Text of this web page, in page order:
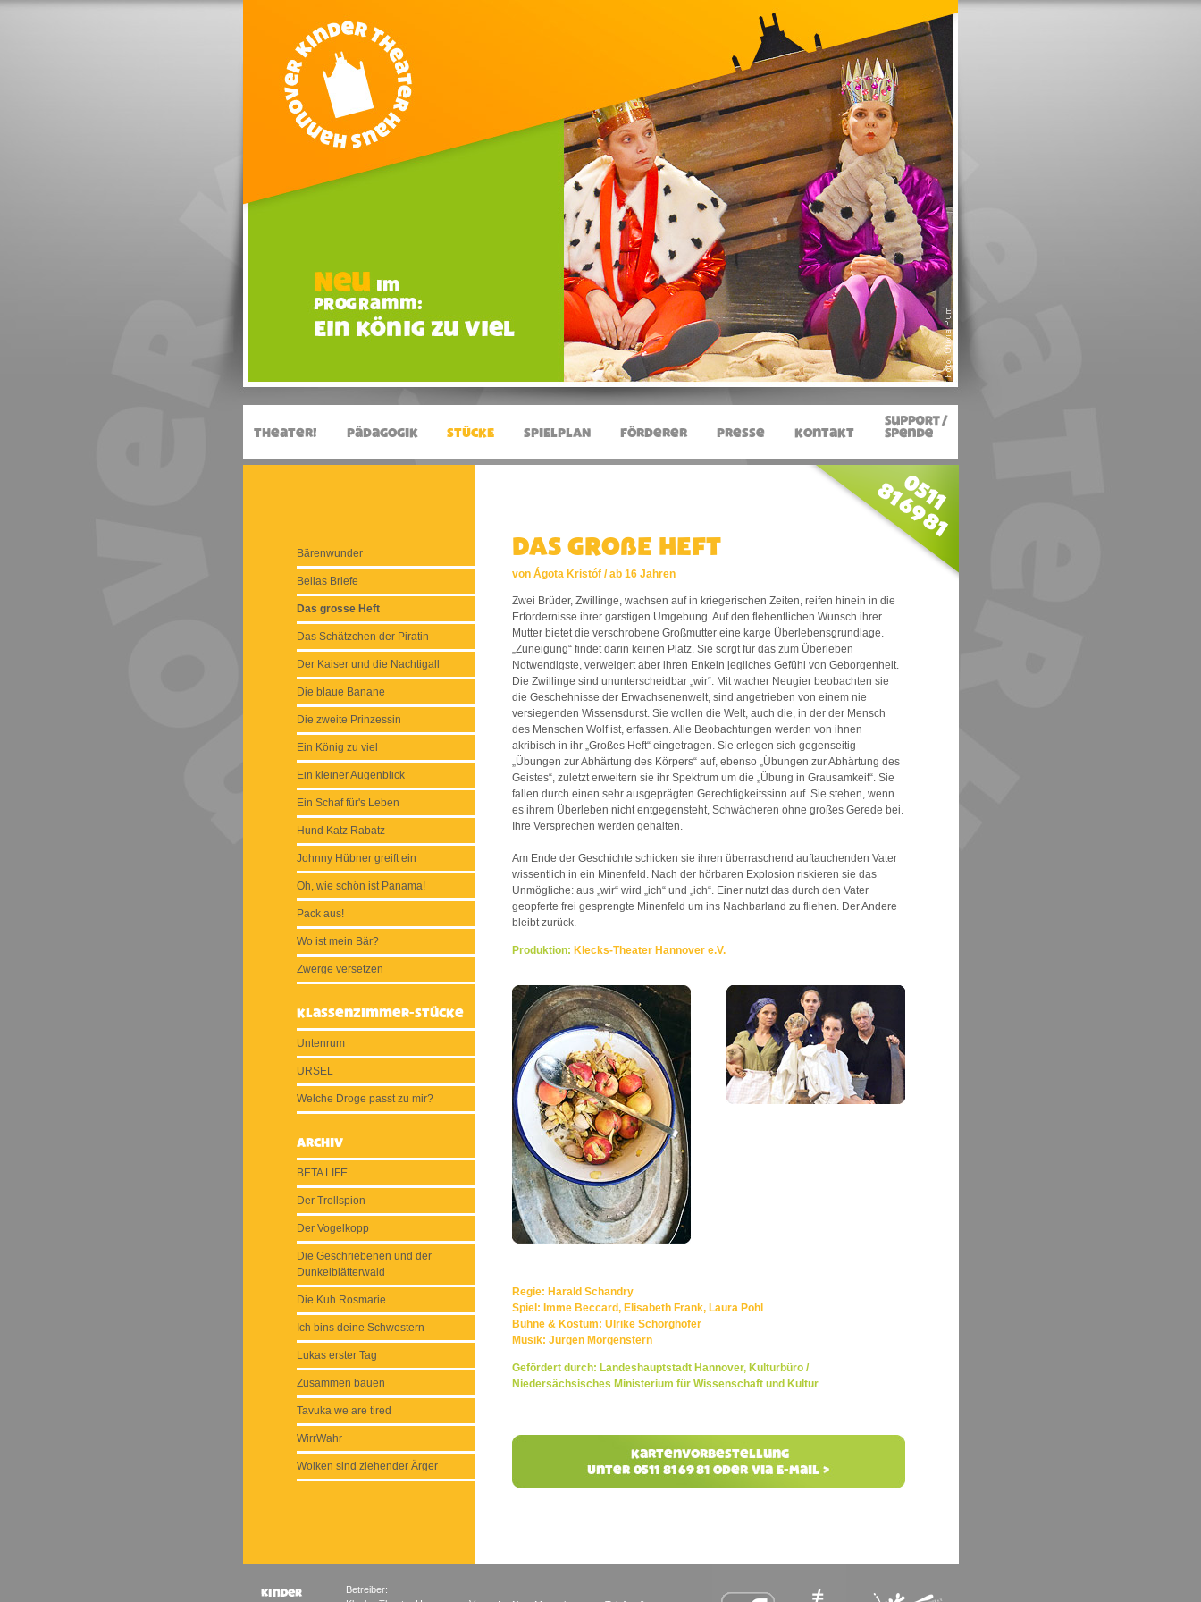
Bärenwunder
Bellas Briefe
Das grosse Heft
Das Schätzchen der Piratin
Der Kaiser und die Nachtigall
Die blaue Banane
Die zweite Prinzessin
Ein König zu viel
Ein kleiner Augenblick
Ein Schaf für's Leben
Hund Katz Rabatz
Johnny Hübner greift ein
Oh, wie schön ist Panama!
Pack aus!
Wo ist mein Bär?
Zwerge versetzen
Klassenzimmer-Stücke
Untenrum
URSEL
Welche Droge passt zu mir?
Archiv
BETA LIFE
Der Trollspion
Der Vogelkopp
Die Geschriebenen und der
Dunkelblätterwald
Die Kuh Rosmarie
Ich bins deine Schwestern
Lukas erster Tag
Zusammen bauen
Tavuka we are tired
WirrWahr
Wolken sind ziehender Ärger
DAS GROßE HEFT
von Ágota Kristóf / ab 16 Jahren
Zwei Brüder, Zwillinge, wachsen auf in kriegerischen Zeiten, reifen hinein in die
Erfordernisse ihrer garstigen Umgebung. Auf den flehentlichen Wunsch ihrer
Mutter bietet die verschrobene Großmutter eine karge Überlebensgrundlage.
„Zuneigung“ findet darin keinen Platz. Sie sorgt für das zum Überleben
Notwendigste, verweigert aber ihren Enkeln jegliches Gefühl von Geborgenheit.
Die Zwillinge sind ununterscheidbar „wir“. Mit wacher Neugier beobachten sie
die Geschehnisse der Erwachsenenwelt, sind angetrieben von einem nie
versiegenden Wissensdurst. Sie wollen die Welt, auch die, in der der Mensch
des Menschen Wolf ist, erfassen. Alle Beobachtungen werden von ihnen
akribisch in ihr „Großes Heft“ eingetragen. Sie erlegen sich gegenseitig
„Übungen zur Abhärtung des Körpers“ auf, ebenso „Übungen zur Abhärtung des
Geistes“, zuletzt erweitern sie ihr Spektrum um die „Übung in Grausamkeit“. Sie
fallen durch einen sehr ausgeprägten Gerechtigkeitssinn auf. Sie stehen, wenn
es ihrem Überleben nicht entgegensteht, Schwächeren ohne großes Gerede bei.
Ihre Versprechen werden gehalten.
Am Ende der Geschichte schicken sie ihren überraschend auftauchenden Vater
wissentlich in ein Minenfeld. Nach der hörbaren Explosion riskieren sie das
Unmögliche: aus „wir“ wird „ich“ und „ich“. Einer nutzt das durch den Vater
geopferte frei gesprengte Minenfeld um ins Nachbarland zu fliehen. Der Andere
bleibt zurück.
Produktion: Klecks-Theater Hannover e.V.
Regie: Harald Schandry
Spiel: Imme Beccard, Elisabeth Frank, Laura Pohl
Bühne & Kostüm: Ulrike Schörghofer
Musik: Jürgen Morgenstern
Gefördert durch: Landeshauptstadt Hannover, Kulturbüro /
Niedersächsisches Ministerium für Wissenschaft und Kultur
Betreiber: